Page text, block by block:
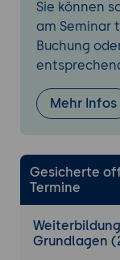
(Update
eigenes
4. Identität,
beschreiben
Zero-
Sie können
am Seminar
Buchung
Mehr Infos
Gesicherte
Termine
Grundlagen